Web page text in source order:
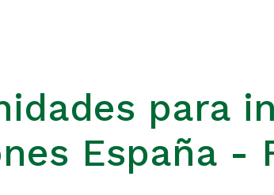
para
España -